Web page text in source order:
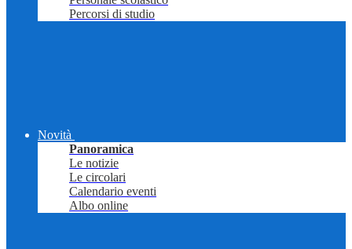
Percorsi di studio
Novità
Panoramica
Le notizie
Le circolari
Calendario eventi
Albo online